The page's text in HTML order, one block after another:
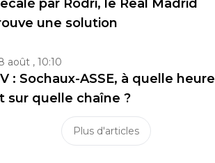
par Rodri, le Real Madrid
une solution
août , 10:10
: Sochaux-ASSE, à quelle heure
sur quelle chaîne ?
Plus d'articles